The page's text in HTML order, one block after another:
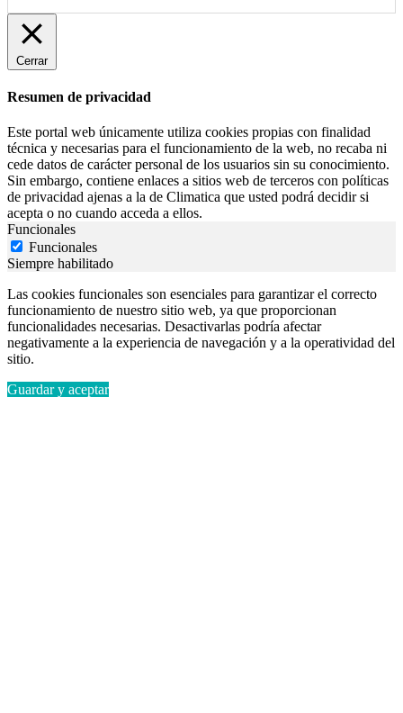
Cerrar
Resumen de privacidad
Este portal web únicamente utiliza cookies propias con finalidad
técnica y necesarias para el funcionamiento de la web, no recaba ni
cede datos de carácter personal de los usuarios sin su conocimiento.
Sin embargo, contiene enlaces a sitios web de terceros con políticas
de privacidad ajenas a la de Climatica que usted podrá decidir si
acepta o no cuando acceda a ellos.
Funcionales
Funcionales
Siempre habilitado
Las cookies funcionales son esenciales para garantizar el correcto
funcionamiento de nuestro sitio web, ya que proporcionan
funcionalidades necesarias. Desactivarlas podría afectar
negativamente a la experiencia de navegación y a la operatividad del
sitio.
Guardar y aceptar